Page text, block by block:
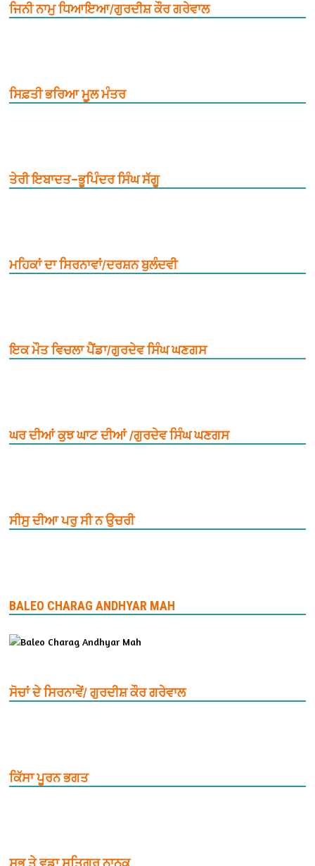
ਜਿਨੀ ਨਾਮੁ ਧਿਆਇਆ/ਗੁਰਦੀਸ਼ ਕੌਰ ਗਰੇਵਾਲ
ਸਿਫ਼ਤੀ ਭਰਿਆ ਮੂ਼ਲ ਮੰਤਰ
ਤੇਰੀ ਇਬਾਦਤ–ਭੂਪਿੰਦਰ ਸਿੰਘ ਸੱਗੂ
ਮਹਿਕਾਂ ਦਾ ਸਿਰਨਾਵਾਂ/ਦਰਸ਼ਨ ਬੁਲੰਦਵੀ
ਇਕ ਮੌਤ ਵਿਚਲਾ ਪੈਂਡਾ/ਗੁਰਦੇਵ ਸਿੰਘ ਘਣਗਸ
ਘਰ ਦੀਆਂ ਕੁਝ ਘਾਟ ਦੀਆਂ /ਗੁਰਦੇਵ ਸਿੰਘ ਘਣਗਸ
ਸੀਸੁ ਦੀਆ ਪਰੁ ਸੀ ਨ ਉਚਰੀ
BALEO CHARAG ANDHYAR MAH
ਸੋਚਾਂ ਦੇ ਸਿਰਨਾਵੇਂ/ ਗੁਰਦੀਸ਼ ਕੌਰ ਗਰੇਵਾਲ
ਕਿੱਸਾ ਪੂਰਨ ਭਗਤ
ਸਭ ਤੇ ਵਡਾ ਸਤਿਗੁਰ ਨਾਨਕ